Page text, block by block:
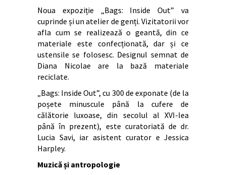
Noua expoziție „Bags: Inside Out” va
cuprinde și un atelier de genți. Vizitatorii vor
afla cum se realizează o geantă, din ce
materiale este confecționată, dar și ce
ustensile se folosesc. Designul semnat de
Diana Nicolae are la bază materiale
reciclate.
„Bags: Inside Out”, cu 300 de exponate (de la
poșete minuscule până la cufere de
călătorie luxoase, din secolul al XVI-lea
până în prezent), este curatoriată de dr.
Lucia Savi, iar asistent curator e Jessica
Harpley.
Muzică și antropologie